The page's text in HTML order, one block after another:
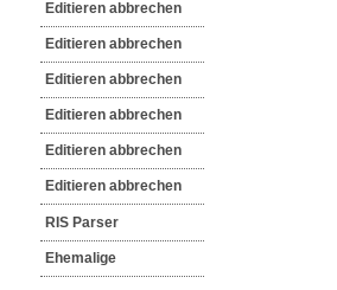
Editieren abbrechen
Editieren abbrechen
Editieren abbrechen
Editieren abbrechen
Editieren abbrechen
Editieren abbrechen
RIS Parser
Ehemalige